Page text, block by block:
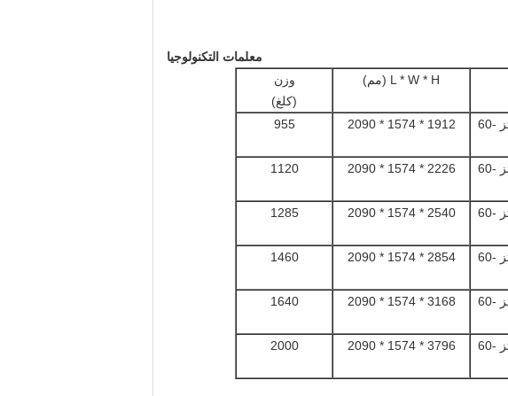
معلمات التكنولوجيا
L * W * H (مم)
وزن
(كلغ)
110-220 فولت / 50 هرتز -60
1912 * 1574 * 2090
955
110-220 فولت / 50 هرتز -60
2226 * 1574 * 2090
1120
110-220 فولت / 50 هرتز -60
2540 * 1574 * 2090
1285
110-220 فولت / 50 هرتز -60
2854 * 1574 * 2090
1460
110-220 فولت / 50 هرتز -60
3168 * 1574 * 2090
1640
110-220 فولت / 50 هرتز -60
3796 * 1574 * 2090
2000